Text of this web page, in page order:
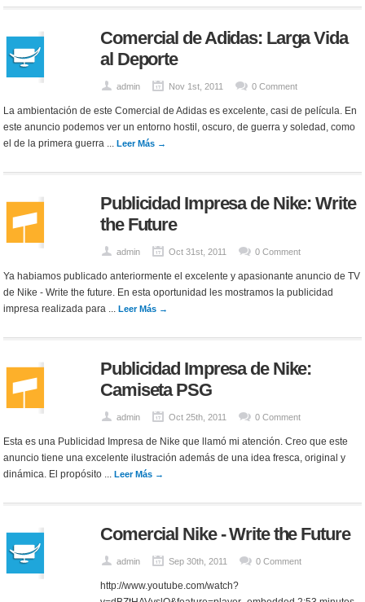
Comercial de Adidas: Larga Vida
al Deporte
admin Nov 1st, 2011 0 Comment
La ambientación de este Comercial de Adidas es excelente, casi de película. En
este anuncio podemos ver un entorno hostil, oscuro, de guerra y soledad, como
el de la primera guerra ...Leer Más →
Publicidad Impresa de Nike: Write
the Future
admin Oct 31st, 2011 0 Comment
Ya habiamos publicado anteriormente el excelente y apasionante anuncio de TV
de Nike - Write the future. En esta oportunidad les mostramos la publicidad
impresa realizada para ...Leer Más →
Publicidad Impresa de Nike:
Camiseta PSG
admin Oct 25th, 2011 0 Comment
Esta es una Publicidad Impresa de Nike que llamó mi atención. Creo que este
anuncio tiene una excelente ilustración además de una idea fresca, original y
dinámica. El propósito ...Leer Más →
Comercial Nike - Write the Future
admin Sep 30th, 2011 0 Comment
http://www.youtube.com/watch?